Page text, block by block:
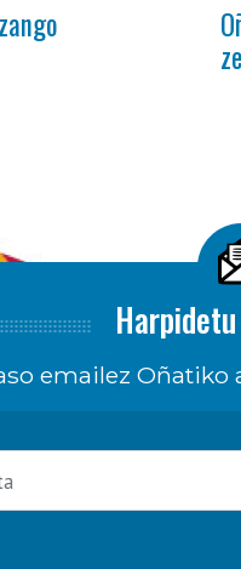
emailez Oñatiko